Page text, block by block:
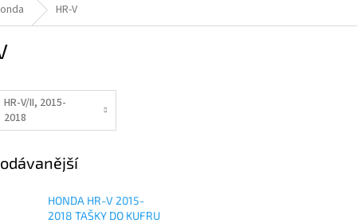
HR-V
HR-V/II, 2015-
2018
HONDA HR-V 2015-
2018 TAŠKY DO KUFRU